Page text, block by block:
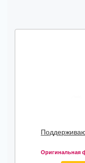
Оригинальная